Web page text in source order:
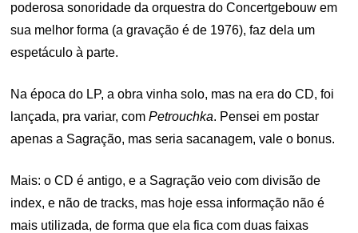
poderosa sonoridade da orquestra do Concertgebouw em
sua melhor forma (a gravação é de 1976), faz dela um
espetáculo à parte.
Na época do LP, a obra vinha solo, mas na era do CD, foi
lançada, pra variar, comPetrouchka. Pensei em postar
apenas a Sagração, mas seria sacanagem, vale o bonus.
Mais: o CD é antigo, e a Sagração veio com divisão de
index, e não de tracks, mas hoje essa informação não é
mais utilizada, de forma que ela fica com duas faixas